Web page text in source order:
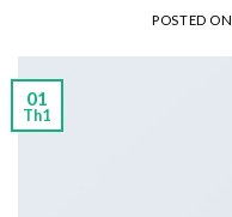
POSTED ON
01
Th1